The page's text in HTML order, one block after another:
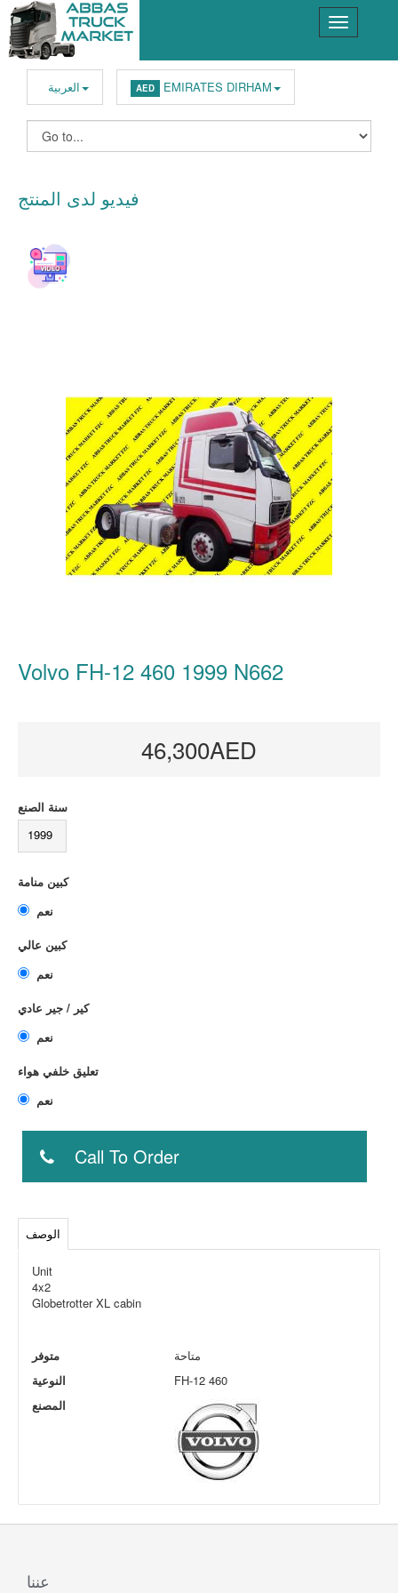
العربية AED EMIRATES DIRHAM
فيديو لدى المنتج
Volvo FH-12 460 1999 N662
46,300AED
سنة الصنع
1999
كبين منامة
كبين عالي
كير / جير عادي
تعليق خلفي هواء
Call To Order
الوصف
Unit
4x2
Globetrotter XL cabin
متوفر
متاحة
النوعية
FH-12 460
المصنع
عننا